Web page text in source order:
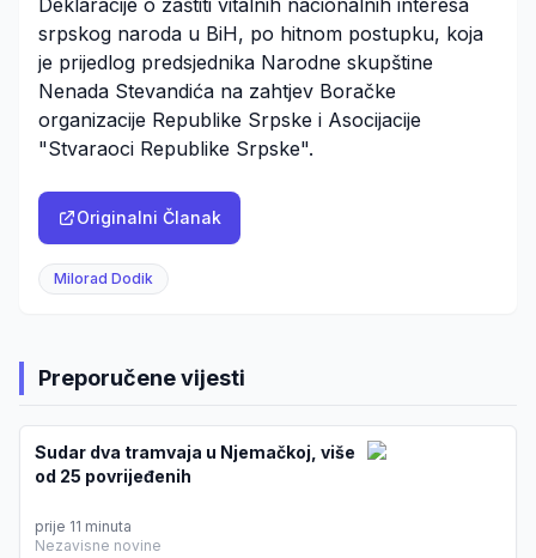
Deklaracije o zaštiti vitalnih nacionalnih interesa
srpskog naroda u BiH, po hitnom postupku, koja
je prijedlog predsjednika Narodne skupštine
Nenada Stevandića na zahtjev Boračke
organizacije Republike Srpske i Asocijacije
"Stvaraoci Republike Srpske".
Originalni Članak
Milorad Dodik
Preporučene vijesti
Sudar dva tramvaja u Njemačkoj, više
od 25 povrijeđenih
prije 11 minuta
Nezavisne novine